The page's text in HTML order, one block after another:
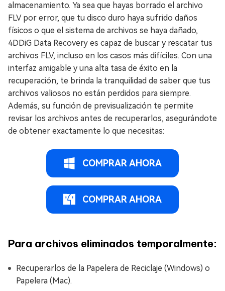
almacenamiento. Ya sea que hayas borrado el archivo
FLV por error, que tu disco duro haya sufrido daños
físicos o que el sistema de archivos se haya dañado,
4DDiG Data Recovery es capaz de buscar y rescatar tus
archivos FLV, incluso en los casos más difíciles. Con una
interfaz amigable y una alta tasa de éxito en la
recuperación, te brinda la tranquilidad de saber que tus
archivos valiosos no están perdidos para siempre.
Además, su función de previsualización te permite
revisar los archivos antes de recuperarlos, asegurándote
de obtener exactamente lo que necesitas:
COMPRAR AHORA
COMPRAR AHORA
Para archivos eliminados temporalmente:
Recuperarlos de la Papelera de Reciclaje (Windows) o
Papelera (Mac).